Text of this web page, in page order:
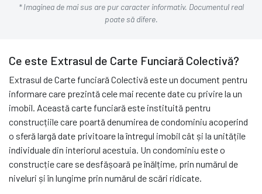
* Imaginea de mai sus are pur caracter informativ. Documentul real
poate să difere.
Ce este Extrasul de Carte Funciară Colectivă?
Extrasul de Carte funciară Colectivă este un document pentru
informare care prezintă cele mai recente date cu privire la un
imobil. Această carte funciară este instituită pentru
construcțiile care poartă denumirea de condominiu acoperind
o sferă largă date privitoare la întregul imobil cât și la unitățile
individuale din interiorul acestuia. Un condominiu este o
construcție care se desfășoară pe înălțime, prin numărul de
niveluri și în lungime prin numărul de scări ridicate.